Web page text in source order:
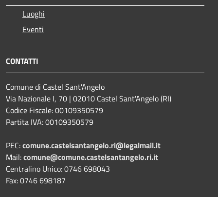
Luoghi
Eventi
CONTATTI
Comune di Castel Sant'Angelo
Via Nazionale I, 70 | 02010 Castel Sant'Angelo (RI)
Codice Fiscale: 00109350579
Partita IVA: 00109350579
PEC:comune.castelsantangelo.ri@legalmail.it
Mail:comune@comune.castelsantangelo.ri.it
Centralino Unico: 0746 698043
Fax: 0746 698187